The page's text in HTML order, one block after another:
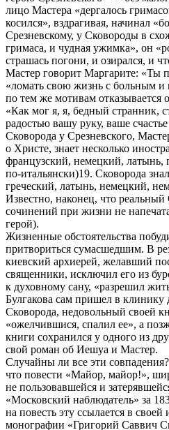
лицо Мастера «дергалось
косился», вздрагивая, начинал
Срезневскому, у Сковороды в
гримаса, и чудная ужимка», он
страшась погони, и озирался, и
Мастер говорит Маргарите: «Ты
«ломать свою жизнь с больным
по тем же мотивам отказывается
«Как мог я, я, бедный странник,
радостью вашу руку, ваше
Сковорода у Срезневского,
о Христе, знает несколько
французский, немецкий, латынь,
по-итальянски)19. Сковорода
греческий, латынь, немецкий,
Известно, наконец, что
сочинений при жизни не
герой).
Жизненные обстоятельства
притвориться сумасшедшим. В
киевский архиерей, желавший
священники, исключил его из
к духовному сану, «разрешил
Булгакова сам пришел в
Сковорода, недовольный своей
«ожелчившися, спалил ее», а
книги сохранился у одного из
свой роман об Иешуа и Мастер.
Случайны ли все эти
что повести «Майор, майор!»,
не пользовавшейся и
«Московский наблюдатель» за
на повесть эту ссылается в своей
монографии «Григорий Саввич